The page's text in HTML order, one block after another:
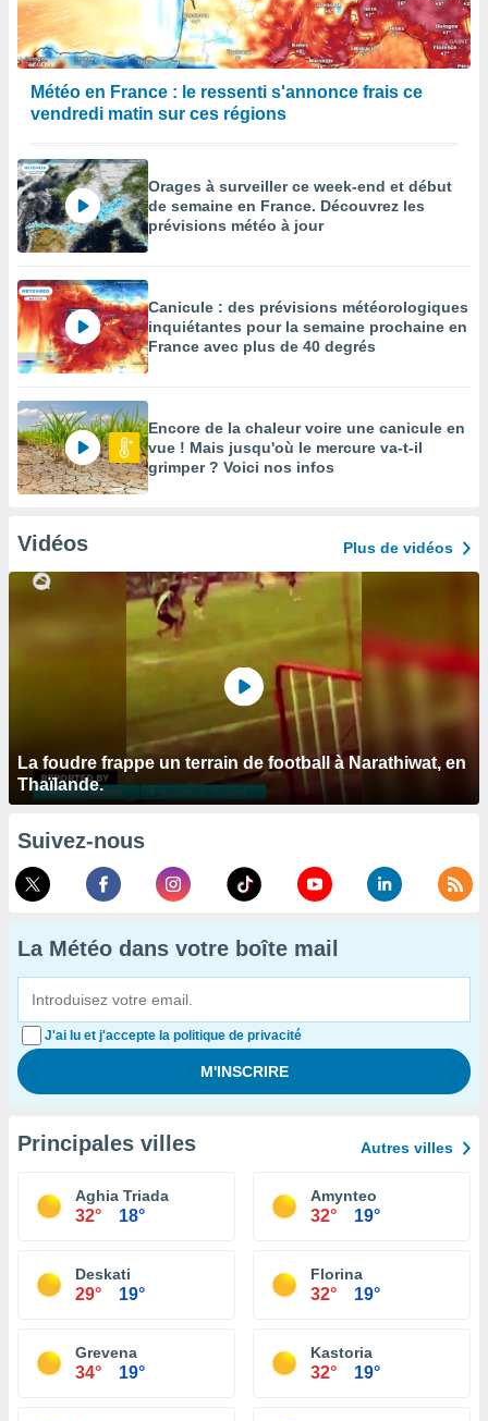
Météo en France : le ressenti s'annonce frais ce
vendredi matin sur ces régions
Orages à surveiller ce week-end et début
de semaine en France. Découvrez les
prévisions météo à jour
Canicule : des prévisions météorologiques
inquiétantes pour la semaine prochaine en
France avec plus de 40 degrés
Encore de la chaleur voire une canicule en
vue ! Mais jusqu'où le mercure va-t-il
grimper ? Voici nos infos
Vidéos Plus de vidéos
La foudre frappe un terrain de football à Narathiwat, en
Thaïlande.
Suivez-nous
La Météo dans votre boîte mail
J'ai lu et j'accepte la politique de privacité
Principales villes Autres villes
Aghia Triada
32° 18°
Amynteo
32° 19°
Deskati
29° 19°
Florina
32° 19°
Grevena
34° 19°
Kastoria
32° 19°